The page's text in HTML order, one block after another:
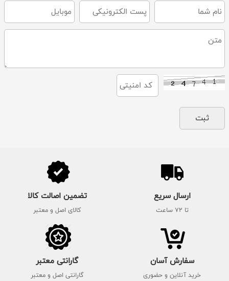
ارسال سریع
تا 72 ساعت
تضمین اصالت کالا
کالای اصل و معتبر
سفارش آسان
خرید آنلاین و حضوری
گارانتی معتبر
گارانتی اصل و معتبر